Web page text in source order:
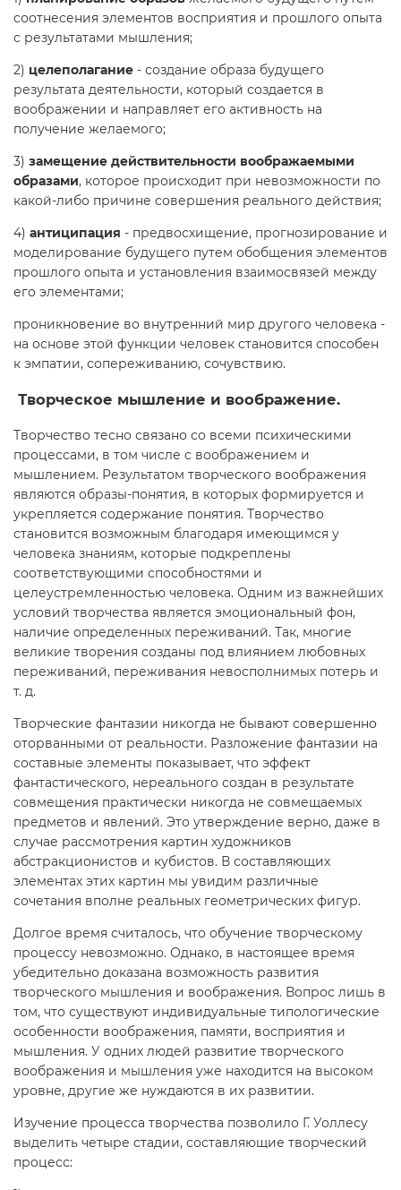
соотнесения элементов восприятия и прошлого опыта
с результатами мышления;
2) целеполагание - создание образа будущего
результата деятельности, который создается в
воображении и направляет его активность на
получение желаемого;
3) замещение действительности воображаемыми
образами, которое происходит при невозможности по
какой-либо причине совершения реального действия;
4) антиципация - предвосхищение, прогнозирование и
моделирование будущего путем обобщения элементов
прошлого опыта и установления взаимосвязей между
его элементами;
проникновение во внутренний мир другого человека -
на основе этой функции человек становится способен
к эмпатии, сопереживанию, сочувствию.
Творческое мышление и воображение.
Творчество тесно связано со всеми психическими
процессами, в том числе с воображением и
мышлением. Результатом творческого воображения
являются образы-понятия, в которых формируется и
укрепляется содержание понятия. Творчество
становится возможным благодаря имеющимся у
человека знаниям, которые подкреплены
соответствующими способностями и
целеустремленностью человека. Одним из важнейших
условий творчества является эмоциональный фон,
наличие определенных переживаний. Так, многие
великие творения созданы под влиянием любовных
переживаний, переживания невосполнимых потерь и
т. д.
Творческие фантазии никогда не бывают совершенно
оторванными от реальности. Разложение фантазии на
составные элементы показывает, что эффект
фантастического, нереального создан в результате
совмещения практически никогда не совмещаемых
предметов и явлений. Это утверждение верно, даже в
случае рассмотрения картин художников
абстракционистов и кубистов. В составляющих
элементах этих картин мы увидим различные
сочетания вполне реальных геометрических фигур.
Долгое время считалось, что обучение творческому
процессу невозможно. Однако, в настоящее время
убедительно доказана возможность развития
творческого мышления и воображения. Вопрос лишь в
том, что существуют индивидуальные типологические
особенности воображения, памяти, восприятия и
мышления. У одних людей развитие творческого
воображения и мышления уже находится на высоком
уровне, другие же нуждаются в их развитии.
Изучение процесса творчества позволило Г. Уоллесу
выделить четыре стадии, составляющие творческий
процесс: